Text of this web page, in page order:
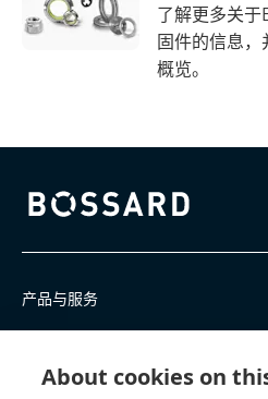
About cookies on
了解更多关
固件的信息
概览。
Bossard homepage
产品与服务